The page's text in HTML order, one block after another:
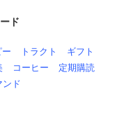
ド
ー トラクト
ギフト
コーヒー
定期購読
ンド